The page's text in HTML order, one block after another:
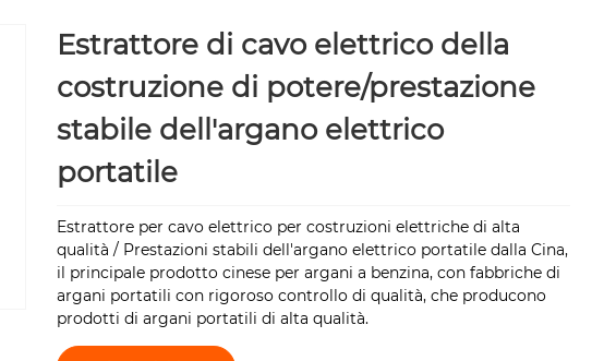
Estrattore di cavo elettrico della
costruzione di potere/prestazione
stabile dell'argano elettrico
portatile
Estrattore per cavo elettrico per costruzioni elettriche di alta
qualità / Prestazioni stabili dell'argano elettrico portatile dalla Cina,
il principale prodotto cinese per argani a benzina, con fabbriche di
argani portatili con rigoroso controllo di qualità, che producono
prodotti di argani portatili di alta qualità.